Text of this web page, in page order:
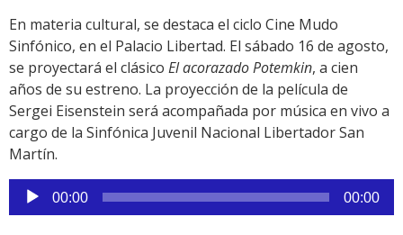
En materia cultural, se destaca el ciclo Cine Mudo
Sinfónico, en el Palacio Libertad. El sábado 16 de agosto,
se proyectará el clásico El acorazado Potemkin, a cien
años de su estreno. La proyección de la película de
Sergei Eisenstein será acompañada por música en vivo a
cargo de la Sinfónica Juvenil Nacional Libertador San
Martín.
Reproductor
de
00:00 00:00